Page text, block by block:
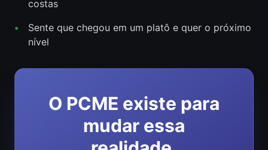
costas
•
Sente que chegou em um platô e quer o próximo
nível
O PCME existe para
mudar essa